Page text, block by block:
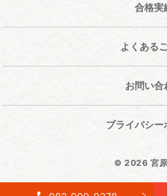
合格実
よくある
お問い合
プライバシー
© 2026 宮原